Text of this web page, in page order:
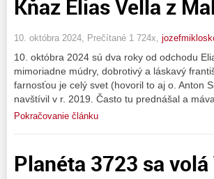
Kňaz Elias Vella z
10. októbra 2024, Prečítané 1 724x,
10. októbra 2024 sú dva roky od odchodu
mimoriadne múdry, dobrotivý a láskavý
farnosťou je celý svet (hovoril to aj o. Anton
navštívil v r. 2019. Často tu prednášal a
Pokračovanie článku
Planéta 3723 sa